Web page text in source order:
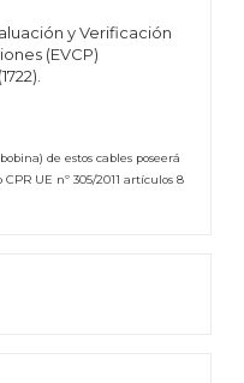
y Verificación
(EVCP)
de estos cables poseerá
UE nº 305/2011 artículos 8